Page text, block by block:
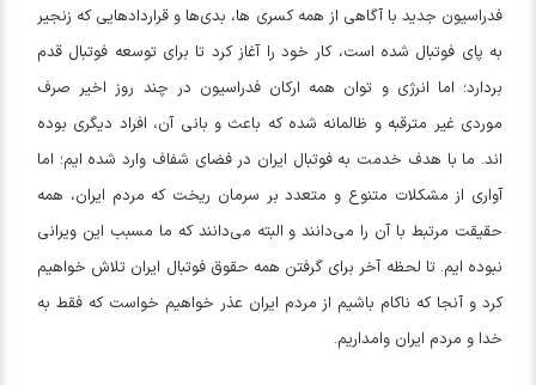
فدراسیون جدید با آگاهی از همه کسری ها، بدی‌ها و قرارداد‌هایی که زنجیر
به پای فوتبال شده است، کار خود را آغاز کرد تا برای توسعه فوتبال قدم
بردارد؛ اما انرژی و توان همه ارکان فدراسیون در چند روز اخیر صرف
موردی غیر مترقبه و ظالمانه شده که باعث و بانی آن، افراد دیگری بوده
اند. ما با هدف خدمت به فوتبال ایران در فضای شفاف وارد شده ایم؛ اما
آواری از مشکلات متنوع و متعدد بر سرمان ریخت که مردم ایران، همه
حقیقت مرتبط با آن را می‌دانند و البته می‌دانند که ما مسبب این ویرانی
نبوده ایم. تا لحظه آخر برای گرفتن همه حقوق فوتبال ایران تلاش خواهیم
کرد و آنجا که ناکام باشیم از مردم ایران عذر خواهیم خواست که فقط به
خدا و مردم ایران وامداریم.